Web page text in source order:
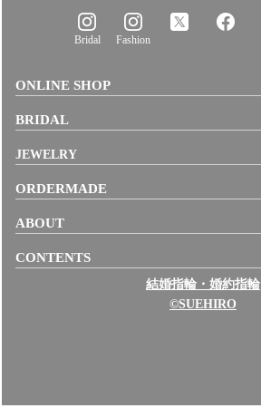
Bridal Fashion
ONLINE SHOP
BRIDAL
JEWELRY
ORDERMADE
ABOUT
CONTENTS
結婚指輪・婚約指輪
©SUEHIRO